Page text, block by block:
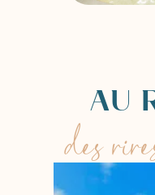
AU
des